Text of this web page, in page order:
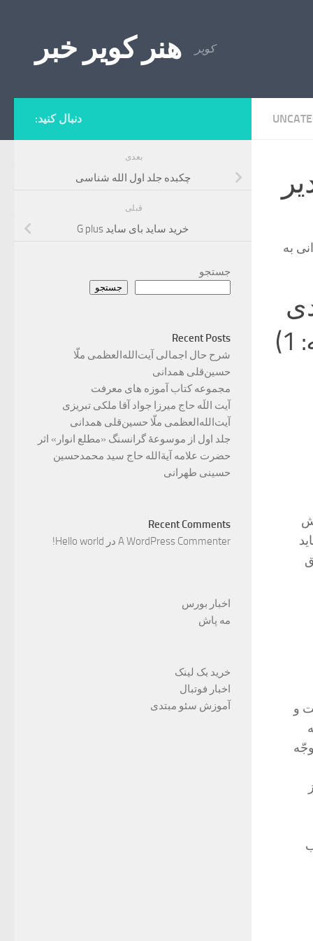
هنر کویر خبر کویر
به
و
دنبال کنید:
بعدی
چکبده جلد اول الله شناسی
قبلی
خرید ساید بای ساید G plus
جستجو
جستجو
Recent Posts
شرح حال اجمالی آیت‌الله‌العظمی ملّا
حسین‌قلی همدانی
مجموعه کتاب آموزه های معرفت
آیت اللَه حاج میرزا جواد آقا ملکی تبریزی
آیت‌الله‌العظمی ملّا حسین‌قلی همدانی
جلد اول از موسوعۀ گرانسنگ «مطلع انوار» اثر
حضرت علامه آیة‌الله حاج سید محمدحسین
حسینی طهرانی
Recent Comments
A WordPress Commenter در Hello world!
اخبار بورس
مه پاش
خرید بک لینک
اخبار فوتبال
آموزش سئو مبتدی